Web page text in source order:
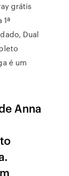
grátis
Dual
é um
Anna